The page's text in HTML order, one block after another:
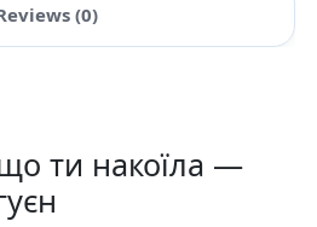
(0)
ти накоїла —